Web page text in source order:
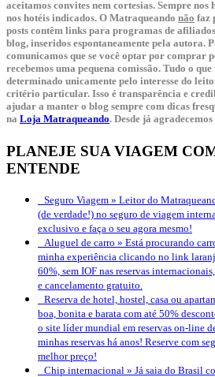
aceitamos convites nem cortesias. Sempre nos
nos hotéis indicados. O Matraqueando não faz
posts contêm links para programas de
blog, inseridos espontaneamente pela autora.
comunicamos que se você optar por comprar
recebemos uma pequena comissão. Tudo o
determinado unicamente pelo interesse do
critério particular. Isso é transparência e
ajudar a manter o blog sempre com dicas
na Loja Matraqueando. Desde já
PLANEJE SUA VIAGEM
ENTENDE
Seguro Viagem » Leitor do
(de verdade!) no seguro de viagem
exclusivo e faça o seu agora mesmo!
Aluguel de carro » Está procurando
minha experiência clicando no link
60%, sem IOF nas reservas
e cancelamento gratuito.
Reserva de hotel, hostel, casa ou
boa, bonita e barata com até 50%
o site líder mundial em reservas on-line
minhas reservas há anos! Reserve com
melhor preço!
Chip internacional » Já saia do Brasil